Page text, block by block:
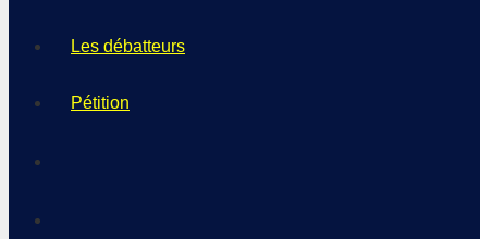
Les débatteurs
Pétition